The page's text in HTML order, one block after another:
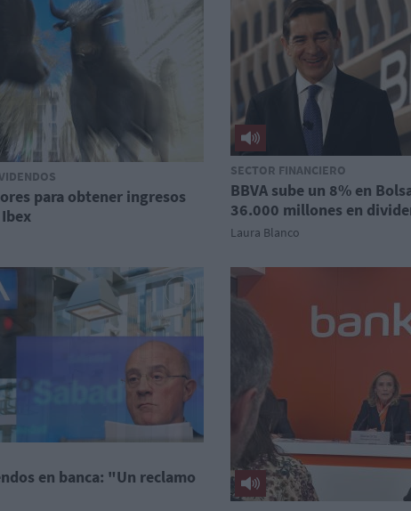
para obtener ingresos
SECTOR FINANCIERO
BBVA sube un 8% en
36.000 millones en
Laura Blanco
en banca: "Un reclamo